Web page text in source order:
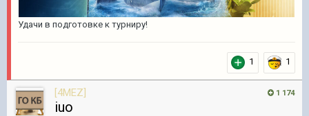
Удачи в подготовке к турниру!
1 1
1 174
[4MEZ]
iuo